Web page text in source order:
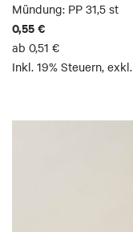
Mündung: PP 31,5 st
0,55 €
ab 0,51 €
Inkl. 19% Steuern, exkl.